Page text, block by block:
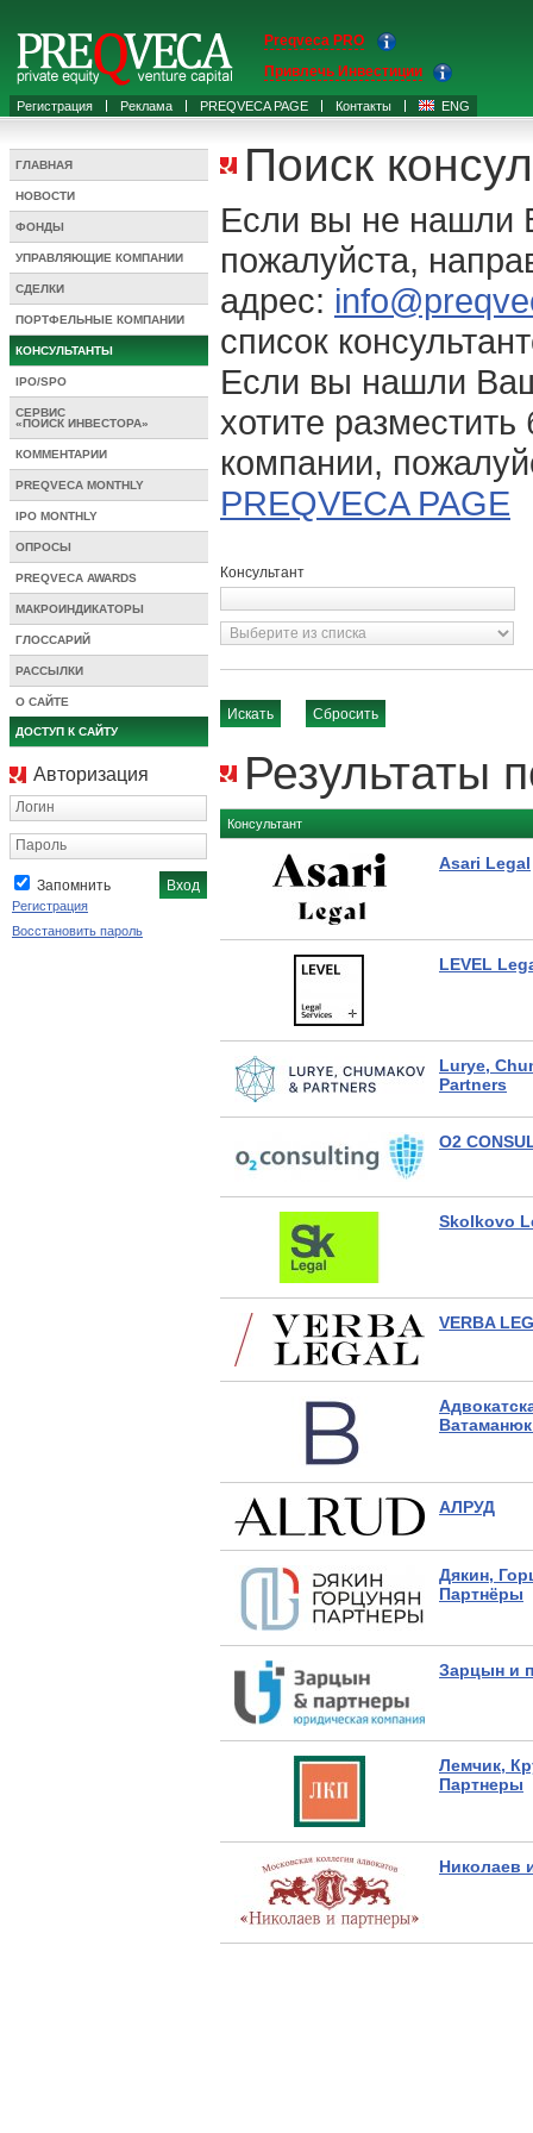
Регистрация Реклама PREQVECA PAGE Контакты ENG
Preqveca PRO
Привлечь Инвестиции
ГЛАВНАЯ
НОВОСТИ
ФОНДЫ
УПРАВЛЯЮЩИЕ КОМПАНИИ
СДЕЛКИ
ПОРТФЕЛЬНЫЕ КОМПАНИИ
КОНСУЛЬТАНТЫ
IPO/SPO
СЕРВИС
«ПОИСК ИНВЕСТОРА»
КОММЕНТАРИИ
PREQVECA MONTHLY
IPO MONTHLY
ОПРОСЫ
PREQVECA AWARDS
МАКРОИНДИКАТОРЫ
ГЛОССАРИЙ
РАССЫЛКИ
О САЙТЕ
ДОСТУП К САЙТУ
Авторизация
Логин
Пароль
Запомнить
Регистрация
Восстановить пароль
Поиск
Если вы не нашли
пожалуйста,
адрес:
список
Если вы нашли
хотите
компании,
PREQVECA PAGE
Консультант
Результаты
Консультант
Asari Legal
LEVEL
Lurye,
Partners
O2
Skolkovo
VERBA
АЛРУД
Дякин,
Партнёры
Зарцын и
Лемчик,
Партнеры
Николаев